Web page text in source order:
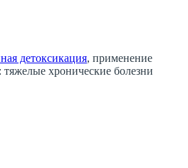
детоксикация, применение
хронические болезни